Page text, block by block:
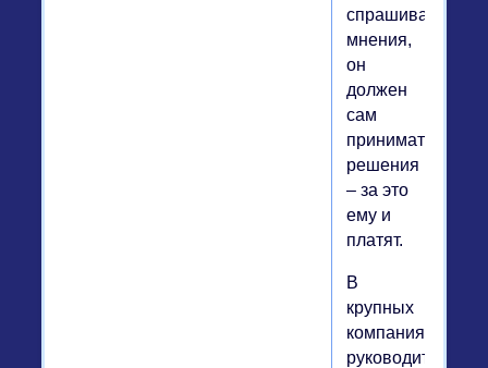
спрашивать
мнения,
он
должен
сам
принимать
решения
– за это
ему и
платят.
В
крупных
компаниях
руководителям